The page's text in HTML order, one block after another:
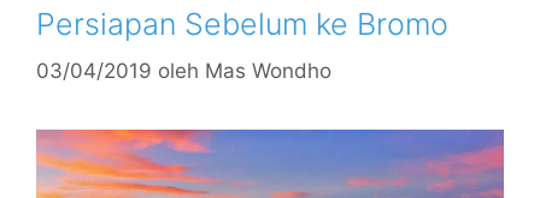
Persiapan Sebelum ke Bromo
03/04/2019 oleh Mas Wondho